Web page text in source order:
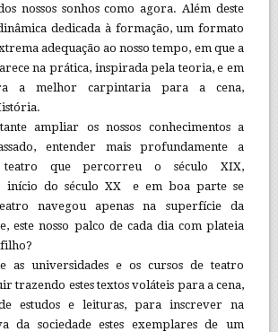
nossos sonhos como agora. Além deste
dedicada à formação, um formato
adequação ao nosso tempo, em que a
na prática, inspirada pela teoria, e em
a melhor carpintaria para a cena,
ampliar os nossos conhecimentos a
entender mais profundamente a
teatro que percorreu o século XIX,
início do século XX e em boa parte se
navegou apenas na superfície da
este nosso palco de cada dia com plateia
filho?
as universidades e os cursos de teatro
trazendo estes textos voláteis para a cena,
estudos e leituras, para inscrever na
da sociedade estes exemplares de um